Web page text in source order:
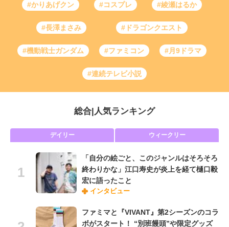
#かりあげクン #コスプレ #綾瀬はるか
#長澤まさみ #ドラゴンクエスト
#機動戦士ガンダム #ファミコン #月9ドラマ
#連続テレビ小説
総合 人気ランキング
デイリー ウィークリー
「自分の絵ごと、このジャンルはそろそろ
終わりかな」江口寿史が炎上を経て樋口毅
宏に語ったこと
インタビュー
ファミマと『VIVANT』第2シーズンのコラ
ボがスタート！ “別班饅頭”や限定グッズ